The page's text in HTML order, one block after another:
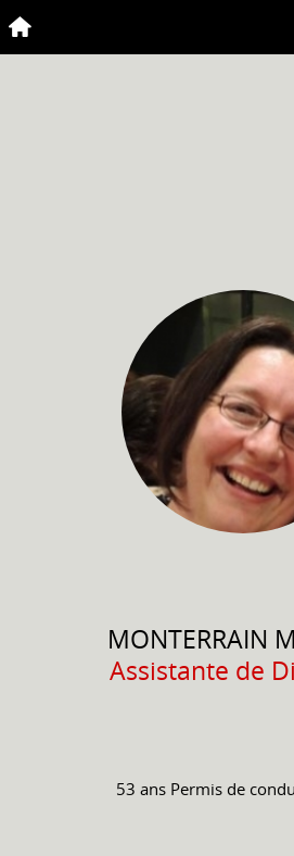
MONTERRAIN
Assistante de
53 ans Permis de